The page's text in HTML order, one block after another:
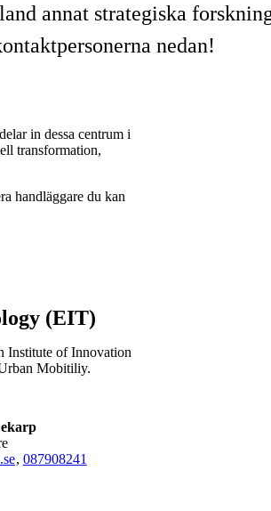
annat strategiska
nedan!
in dessa centrum i
transformation,
handläggare du kan
(EIT)
Institute of Innovation
Mobitiliy.
, 087908241